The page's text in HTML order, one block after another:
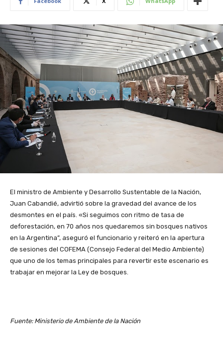
El ministro de Ambiente y Desarrollo Sustentable de la Nación,
Juan Cabandié, advirtió sobre la gravedad del avance de los
desmontes en el país. «Si seguimos con ritmo de tasa de
deforestación, en 70 años nos quedaremos sin bosques nativos
en la Argentina”, aseguró el funcionario y reiteró en la apertura
de sesiones del COFEMA (Consejo Federal del Medio Ambiente)
que uno de los temas principales para revertir este escenario es
trabajar en mejorar la Ley de bosques.
Fuente: Ministerio de Ambiente de la Nación